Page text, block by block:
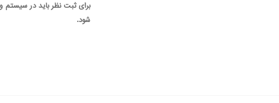
برای ثبت نظر باید در
شود.